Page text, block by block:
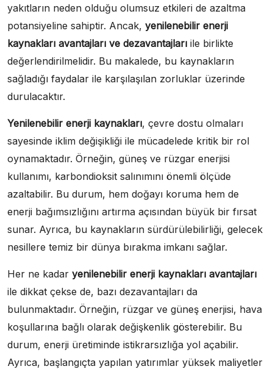
yakıtların neden olduğu olumsuz etkileri de azaltma
potansiyeline sahiptir. Ancak, yenilenebilir enerji
kaynakları avantajları ve dezavantajları ile birlikte
değerlendirilmelidir. Bu makalede, bu kaynakların
sağladığı faydalar ile karşılaşılan zorluklar üzerinde
durulacaktır.
Yenilenebilir enerji kaynakları, çevre dostu olmaları
sayesinde iklim değişikliği ile mücadelede kritik bir rol
oynamaktadır. Örneğin, güneş ve rüzgar enerjisi
kullanımı, karbondioksit salınımını önemli ölçüde
azaltabilir. Bu durum, hem doğayı koruma hem de
enerji bağımsızlığını artırma açısından büyük bir fırsat
sunar. Ayrıca, bu kaynakların sürdürülebilirliği, gelecek
nesillere temiz bir dünya bırakma imkanı sağlar.
Her ne kadar yenilenebilir enerji kaynakları avantajları
ile dikkat çekse de, bazı dezavantajları da
bulunmaktadır. Örneğin, rüzgar ve güneş enerjisi, hava
koşullarına bağlı olarak değişkenlik gösterebilir. Bu
durum, enerji üretiminde istikrarsızlığa yol açabilir.
Ayrıca, başlangıçta yapılan yatırımlar yüksek maliyetler